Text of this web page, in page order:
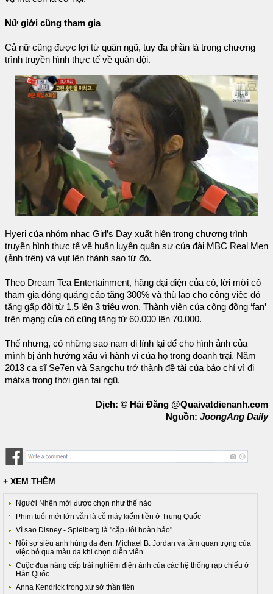
Nữ giới cũng tham gia
Cả nữ cũng được lợi từ quân ngũ, tuy đa phần là trong chương
trình truyền hình thực tế về quân đội.
Hyeri của nhóm nhạc Girl’s Day xuất hiện trong chương trình
truyền hình thực tế về huấn luyện quân sự của đài MBC Real Men
(ảnh trên) và vụt lên thành sao từ đó.
Theo Dream Tea Entertainment, hãng đại diện của cô, lời mời cô
tham gia đóng quảng cáo tăng 300% và thù lao cho công việc đó
tăng gấp đôi từ 1,5 lên 3 triệu won. Thành viên của cộng đồng ‘fan’
trên mạng của cô cũng tăng từ 60.000 lên 70.000.
Thế nhưng, có những sao nam đi lính lại để cho hình ảnh của
mình bị ảnh hưởng xấu vì hành vi của họ trong doanh trại. Năm
2013 ca sĩ Se7en và Sangchu trở thành đề tài của báo chí vì đi
mátxa trong thời gian tại ngũ.
Dịch: © Hải Đăng @Quaivatdienanh.com
Nguồn: JoongAng Daily
+ XEM THÊM
Người Nhện mới được chọn như thế nào
Phim tuổi mới lớn vẫn là cỗ máy kiếm tiền ở Trung Quốc
Vì sao Disney - Spielberg là "cặp đôi hoàn hảo"
Nỗi sợ siêu anh hùng da đen: Michael B. Jordan và tầm quan trọng của
việc bỏ qua màu da khi chọn diễn viên
Cuộc đua nâng cấp trải nghiệm điện ảnh của các hệ thống rạp chiếu ở
Hàn Quốc
Anna Kendrick trong xứ sở thần tiên